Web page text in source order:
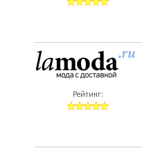
Рейтинг: